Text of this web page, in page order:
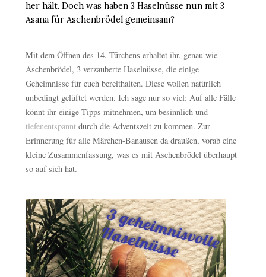
her hält. Doch was haben 3 Haselnüsse nun mit 3
Asana für Aschenbrödel gemeinsam?
Mit dem Öffnen des 14. Türchens erhaltet ihr, genau wie
Aschenbrödel, 3 verzauberte Haselnüsse, die einige
Geheimnisse für euch bereithalten. Diese wollen natürlich
unbedingt gelüftet werden. Ich sage nur so viel: Auf alle Fälle
könnt ihr einige Tipps mitnehmen, um besinnlich und
tiefenentspannt durch die Adventszeit zu kommen. Zur
Erinnerung für alle Märchen-Banausen da draußen, vorab eine
kleine Zusammenfassung, was es mit Aschenbrödel überhaupt
so auf sich hat.